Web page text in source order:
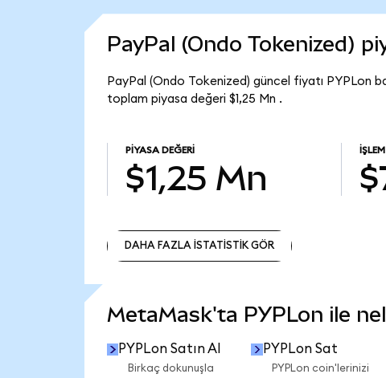
PayPal (Ondo Tokenized)
PayPal (Ondo Tokenized) güncel fiyatı PYPLon
toplam piyasa değeri $1,25 Mn .
PIYASA DEĞERI
$1,25 Mn
DAHA FAZLA İSTATİSTİK GÖR
MetaMask'ta PYPLon ile
PYPLon Satın Al
Birkaç dokunuşla
PYPLon Sat
PYPLon coin'lerinizi